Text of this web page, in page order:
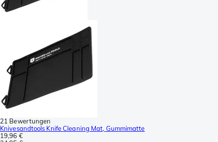
21 Bewertungen
Knivesandtools Knife Cleaning Mat, Gummimatte
19,96 €